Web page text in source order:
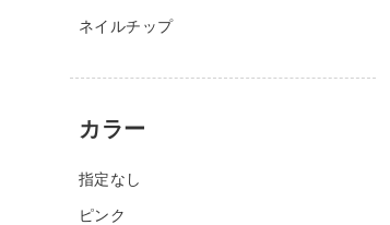
ネイルチップ
カラー
指定なし
ピンク